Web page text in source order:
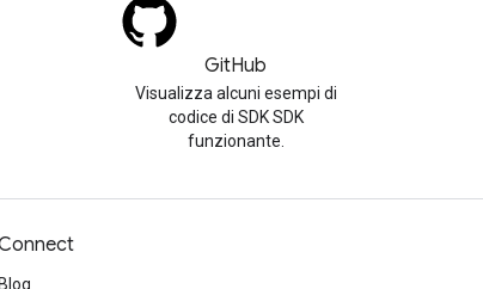
GitHub
Visualizza alcuni esempi di
codice di SDK SDK
funzionante.
Blog